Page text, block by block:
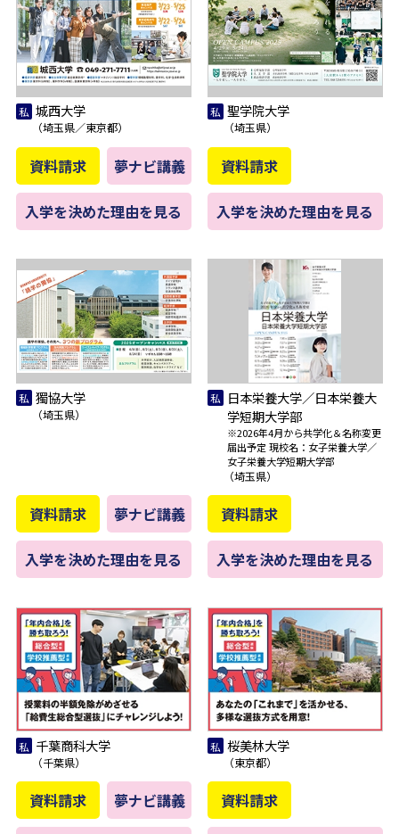
城西大学
（埼玉県／東京都）
資料請求 夢ナビ講義
入学を決めた理由を見る
聖学院大学
（埼玉県）
資料請求
入学を決めた理由を見る
獨協大学
（埼玉県）
資料請求 夢ナビ講義
入学を決めた理由を見る
日本栄養大学／日本栄養大
学短期大学部
※2026年4月から共学化＆名称変更
届出予定 現校名：女子栄養大学／
女子栄養大学短期大学部
（埼玉県）
資料請求
入学を決めた理由を見る
千葉商科大学
（千葉県）
資料請求 夢ナビ講義
桜美林大学
（東京都）
資料請求